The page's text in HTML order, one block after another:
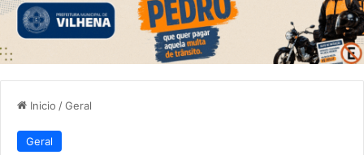
Inicio /Geral
Geral